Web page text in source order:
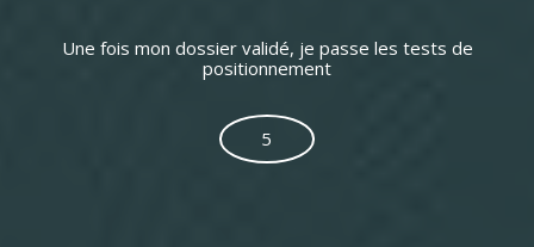
Une fois mon dossier validé, je passe les tests de
positionnement
5